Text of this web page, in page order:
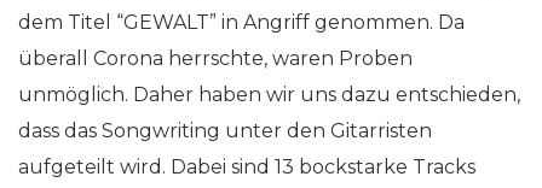
dem Titel “GEWALT” in Angriff genommen. Da
überall Corona herrschte, waren Proben
unmöglich. Daher haben wir uns dazu entschieden,
dass das Songwriting unter den Gitarristen
aufgeteilt wird. Dabei sind 13 bockstarke Tracks